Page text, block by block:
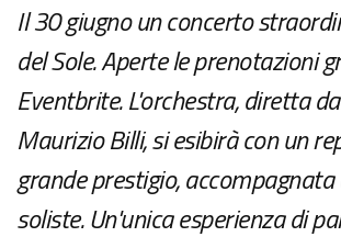
Il 30 giugno un concerto
del Sole. Aperte le prenotazioni
Eventbrite. L'orchestra, diretta
Maurizio Billi, si esibirà con un
grande prestigio, accompagnata
soliste. Un'unica esperienza di